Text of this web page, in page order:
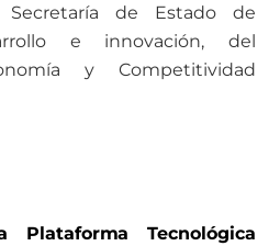
de Estado de
e innovación, del
y Competitividad
Plataforma Tecnológica